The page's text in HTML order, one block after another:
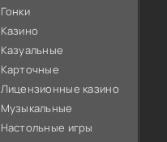
Гонки
Казино
Казуальные
Карточные
Лицензионные казино
Музыкальные
Настольные игры